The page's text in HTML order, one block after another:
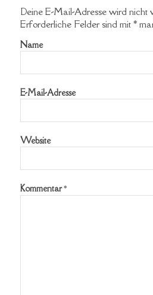
Deine E-Mail-Adresse wird nicht
Erforderliche Felder sind mit *
Name
E-Mail-Adresse
Website
Kommentar*